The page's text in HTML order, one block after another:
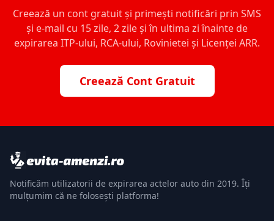
Creează un cont gratuit și primești notificări prin SMS
și e-mail cu 15 zile, 2 zile și în ultima zi înainte de
expirarea ITP-ului, RCA-ului, Rovinietei și Licenței ARR.
Creează Cont Gratuit
Notificăm utilizatorii de expirarea actelor auto din 2019. Îți
mulțumim că ne folosești platforma!